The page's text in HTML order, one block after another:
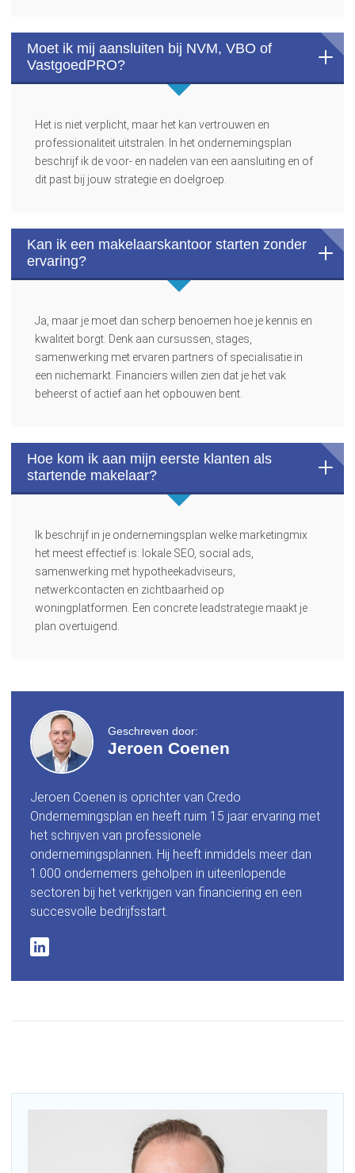
Moet ik mij aansluiten bij NVM, VBO of
VastgoedPRO?
Het is niet verplicht, maar het kan vertrouwen en
professionaliteit uitstralen. In het ondernemingsplan
beschrijf ik de voor- en nadelen van een aansluiting en of
dit past bij jouw strategie en doelgroep.
Kan ik een makelaarskantoor starten zonder
ervaring?
Ja, maar je moet dan scherp benoemen hoe je kennis en
kwaliteit borgt. Denk aan cursussen, stages,
samenwerking met ervaren partners of specialisatie in
een nichemarkt. Financiers willen zien dat je het vak
beheerst of actief aan het opbouwen bent.
Hoe kom ik aan mijn eerste klanten als
startende makelaar?
Ik beschrijf in je ondernemingsplan welke marketingmix
het meest effectief is: lokale SEO, social ads,
samenwerking met hypotheekadviseurs,
netwerkcontacten en zichtbaarheid op
woningplatformen. Een concrete leadstrategie maakt je
plan overtuigend.
Geschreven door:
Jeroen Coenen
Jeroen Coenen is oprichter van Credo
Ondernemingsplan en heeft ruim 15 jaar ervaring met
het schrijven van professionele
ondernemingsplannen. Hij heeft inmiddels meer dan
1.000 ondernemers geholpen in uiteenlopende
sectoren bij het verkrijgen van financiering en een
succesvolle bedrijfsstart.